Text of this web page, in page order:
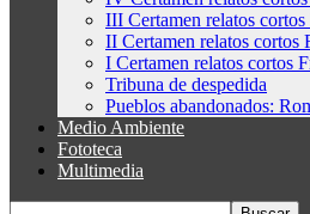
III Certamen relatos
II Certamen relatos cortos
I Certamen relatos cortos
Tribuna de despedida
Pueblos abandonados:
Medio Ambiente
Fototeca
Multimedia